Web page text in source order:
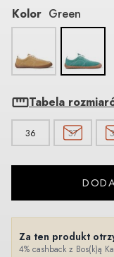
Kolor Green
Tabela
36 37
Za ten produkt
4% cashback z Bos(k)ą